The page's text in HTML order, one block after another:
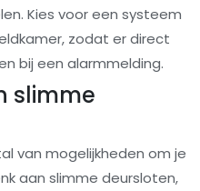
Kies voor een systeem
zodat er direct
bij een alarmmelding.
slimme
van mogelijkheden om je
aan slimme deursloten,